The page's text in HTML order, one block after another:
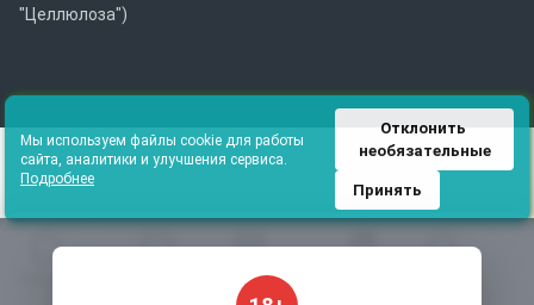
Каталог
"Целлюлоза")
Мы используем файлы cookie для работы
сайта, аналитики и улучшения сервиса.
Подробнее
Отклонить
необязательные
Принять